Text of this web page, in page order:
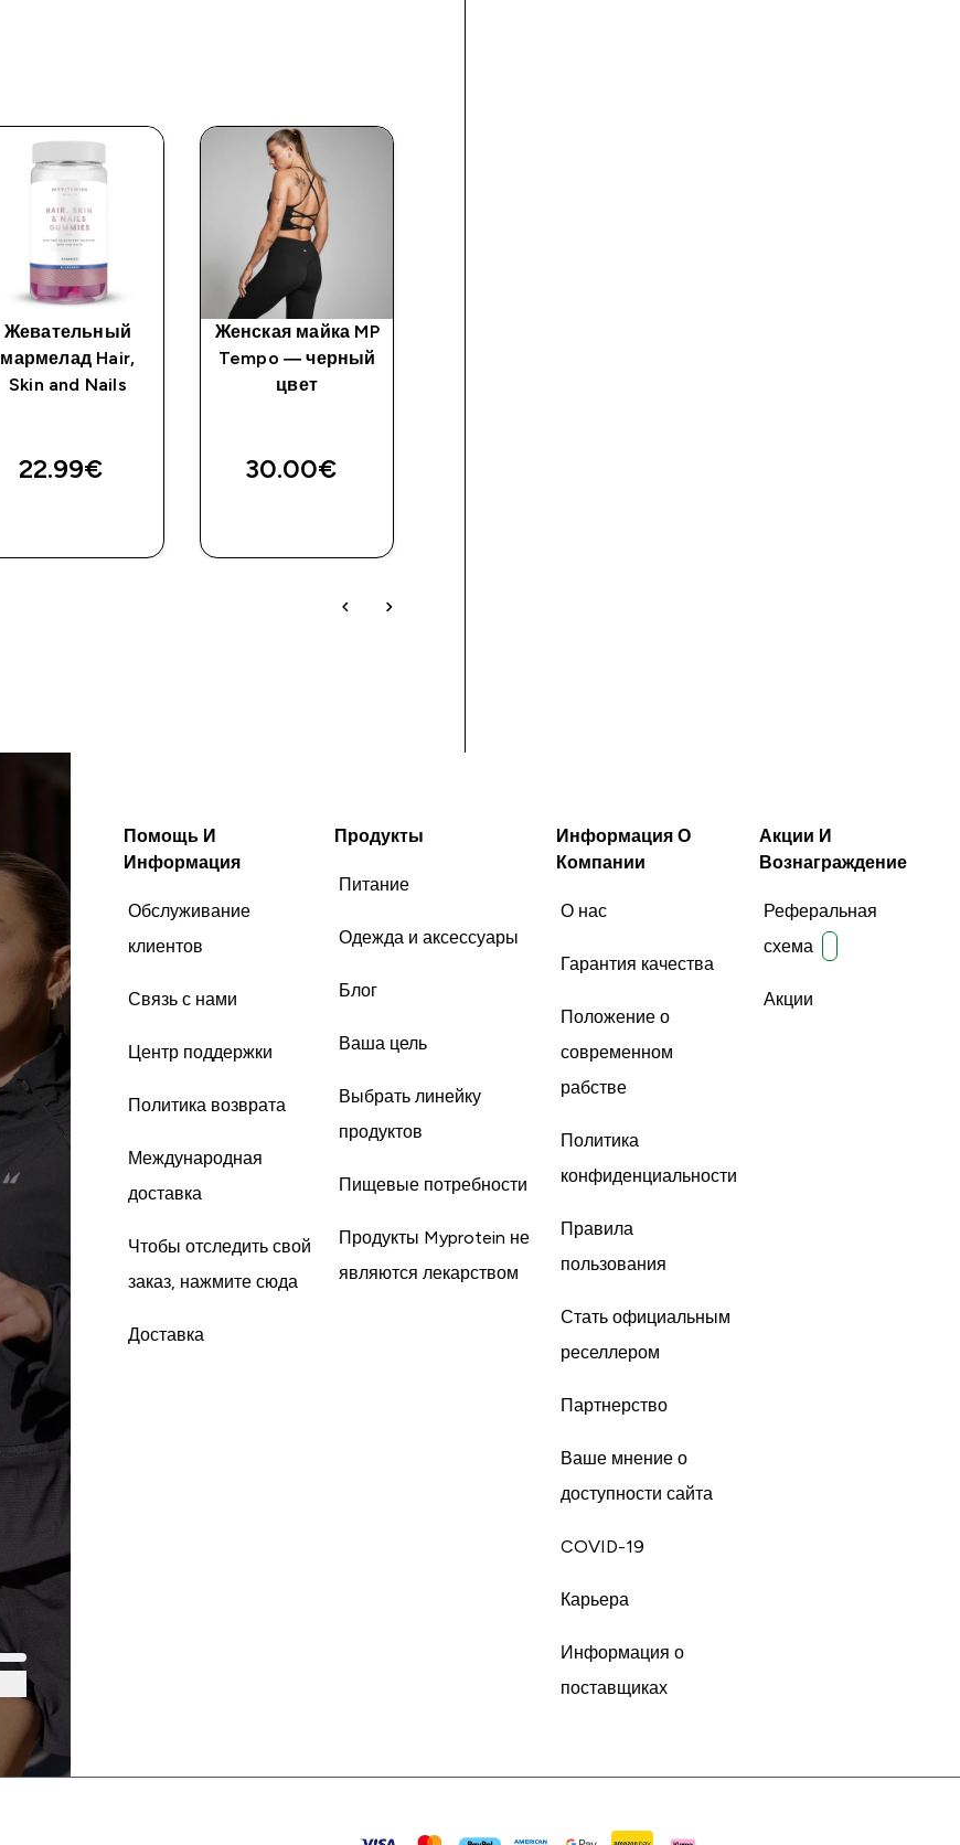
Жевательный
мармелад Hair,
Skin and Nails
22.99€‎
Женская майка MP
Tempo — черный
цвет
30.00€‎
Помощь И
Информация
Обслуживание
клиентов
Связь с нами
Центр поддержки
Политика возврата
Международная
доставка
Чтобы отследить свой
заказ, нажмите сюда
Доставка
Продукты
Питание
Одежда и аксессуары
Блог
Ваша цель
Выбрать линейку
продуктов
Пищевые потребности
Продукты Myprotein не
являются лекарством
Информация О
Компании
О нас
Гарантия качества
Положение о
современном
рабстве
Политика
конфиденциальности
Правила
пользования
Стать официальным
реселлером
Партнерство
Ваше мнение о
доступности сайта
COVID-19
Карьера
Информация о
поставщиках
Акции И
Вознаграждение
Реферальная
схема
Акции